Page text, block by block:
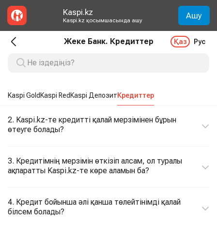
Kaspi.kz
Kaspi.kz қосымшасында ашу Ашу
Жеке Банк. Кредиттер Қаз Рус
Kaspi Gold Kaspi Red Kaspi ДепозитКредиттер
2. Kaspi.kz-те кредитті қалай мерзімінен бұрын
өтеуге болады?
3. Кредитімнің мерзімін өткізіп алсам, ол туралы
ақпаратты Kaspi.kz-те көре аламын ба?
4. Кредит бойынша әлі қанша төлейтінімді қалай
білсем болады?